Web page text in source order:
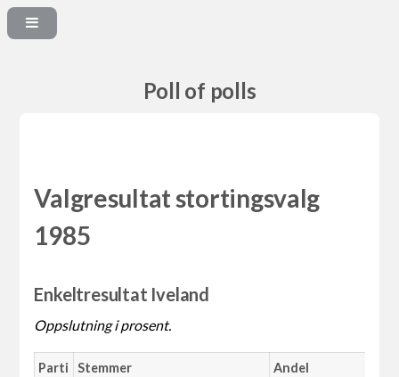
Poll of polls
Valgresultat stortingsvalg
1985
Enkeltresultat Iveland
Oppslutning i prosent.
Parti Stemmer Andel